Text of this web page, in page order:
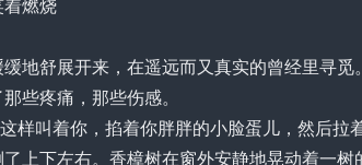
燃烧
舒展开来，在遥远而又真实的曾经里寻觅
些疼痛，那些伤感。
叫着你，掐着你胖胖的小脸蛋儿，然后拉
下左右。香樟树在窗外安静地晃动着一树